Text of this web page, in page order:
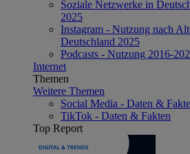
Soziale Netzwerke in
2025
Instagram - Nutzung nach
Deutschland 2025
Podcasts - Nutzung 2016-
Internet
Themen
Weitere Themen
Social Media - Daten &
TikTok - Daten & Fakten
Top Report